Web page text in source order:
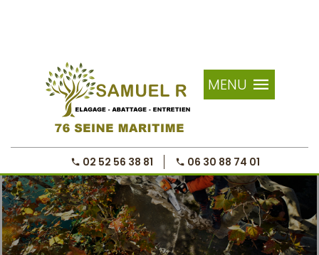
MENU
02 52 56 38 81 06 30 88 74 01